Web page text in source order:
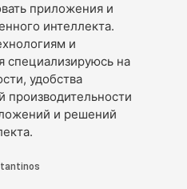
приложения и
интеллекта.
и
специализируюсь на
удобства
производительности
и решений